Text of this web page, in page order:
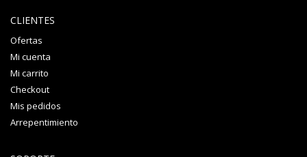
CLIENTES
Ofertas
Mi cuenta
Mi carrito
Checkout
Mis pedidos
Arrepentimiento